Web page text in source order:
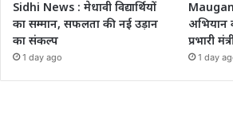
Sidhi News : मेधावी विद्यार्थियों
का सम्मान, सफलता की नई उड़ान
का संकल्प
1 day ago
अभियान
प्रभारी
1 day